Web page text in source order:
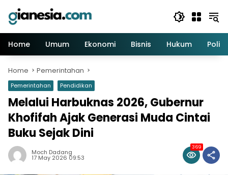
content
Home
Umum Ekonomi Bisnis Hukum Politik
Home Pemerintahan
Pemerintahan Pendidikan
Melalui Harbuknas 2026, Gubernur
Khofifah Ajak Generasi Muda Cintai
Buku Sejak Dini
Moch Dadang
17 May 2026 09:53
369